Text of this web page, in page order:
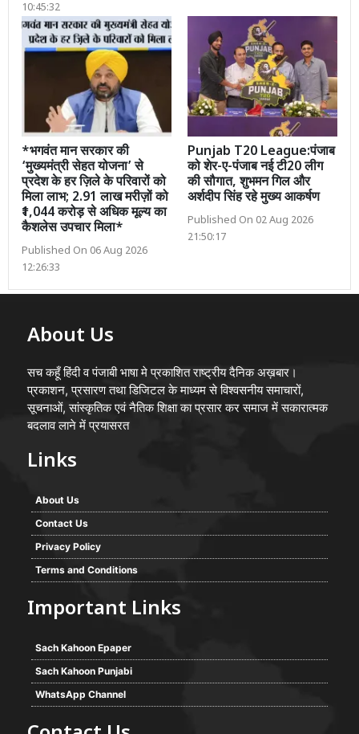
10:45:32
*भगवंत मान सरकार की
‘मुख्यमंत्री सेहत योजना’ से
प्रदेश के हर ज़िले के परिवारों को
मिला लाभ; 2.91 लाख मरीज़ों को
₹1,044 करोड़ से अधिक मूल्य का
कैशलेस उपचार मिला*
Published On 06 Aug 2026
12:26:33
Punjab T20 League:पंजाब
को शेर-ए-पंजाब नई टी20 लीग
की सौगात, शुभमन गिल और
अर्शदीप सिंह रहे मुख्य आकर्षण
Published On 02 Aug 2026
21:50:17
About Us
सच कहूँ हिंदी व पंजाबी भाषा मे प्रकाशित राष्ट्रीय दैनिक अख़बार।
प्रकाशन, प्रसारण तथा डिजिटल के माध्यम से विश्वसनीय समाचारों,
सूचनाओं, सांस्कृतिक एवं नैतिक शिक्षा का प्रसार कर समाज में सकारात्मक
बदलाव लाने में प्रयासरत
Links
About Us
Contact Us
Privacy Policy
Terms and Conditions
Important Links
Sach Kahoon Epaper
Sach Kahoon Punjabi
WhatsApp Channel